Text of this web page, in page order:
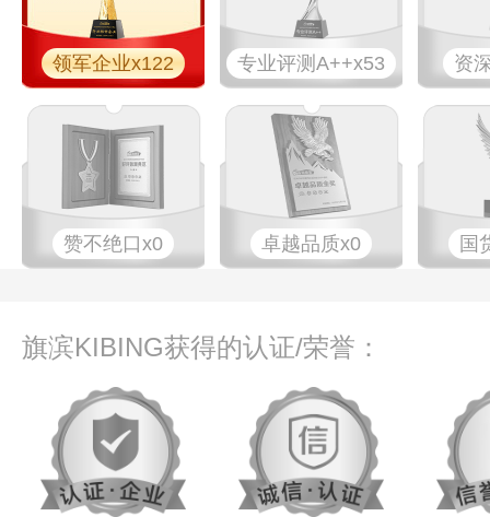
领军企业x122 专业​评测A++x53 资
赞不绝口x0 卓越品质x0 国
旗滨KIBING获得的认证/荣誉：